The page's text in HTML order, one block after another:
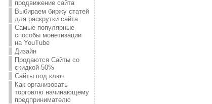
продвижение сайта
Выбираем биржу статей
для раскрутки сайта
Самые популярные
способы монетизации
на YouTube
Дизайн
Продаются Сайты со
скидкой 50%
Сайты под ключ
Как организовать
торговлю начинающему
предпринимателю